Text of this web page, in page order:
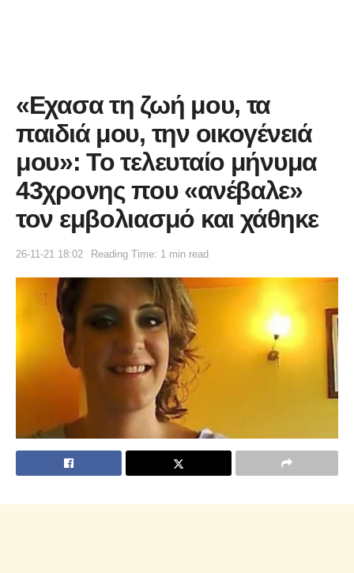
«Εχασα τη ζωή μου, τα
παιδιά μου, την οικογένειά
μου»: Το τελευταίο μήνυμα
43χρονης που «ανέβαλε»
τον εμβολιασμό και χάθηκε
26-11-21 18:02 Reading Time: 1 min read